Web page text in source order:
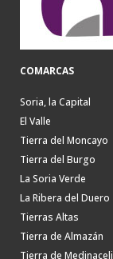
COMARCAS
Soria, la Capital
El Valle
Tierra del Moncayo
Tierra del Burgo
La Soria Verde
La Ribera del Duero
Tierras Altas
Tierra de Almazán
Tierra de Medinaceli